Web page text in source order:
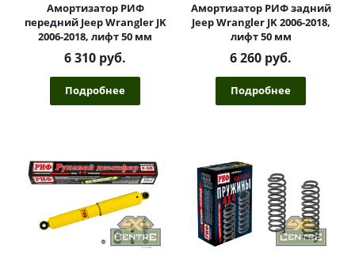
Амортизатор РИФ
передний Jeep Wrangler JK
2006-2018, лифт 50 мм
6 310 руб.
Подробнее
Амортизатор РИФ задний
Jeep Wrangler JK 2006-2018,
лифт 50 мм
6 260 руб.
Подробнее